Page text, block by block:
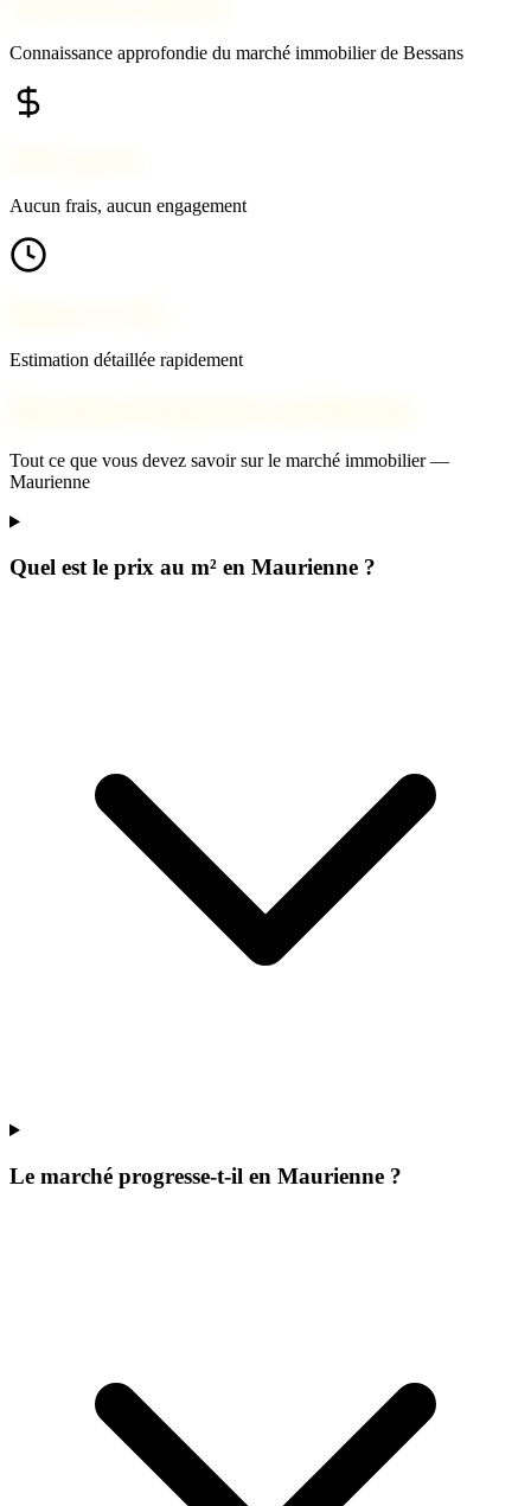
Connaissance approfondie du marché immobilier de Bessans
Aucun frais, aucun engagement
Estimation détaillée rapidement
Tout ce que vous devez savoir sur le marché immobilier —
Maurienne
Quel est le prix au m² en Maurienne ?
Le marché progresse-t-il en Maurienne ?